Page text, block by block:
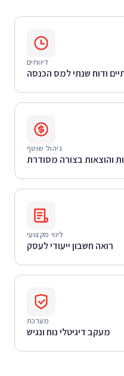
דיווחים
ודוח שנתי למס הכנסה
ניהול שוטף
והוצאות בצורה מסודרת
ליווי מקצועי
רואה חשבון ייעודי לעסק
מערכת
מעקב דיגיטלי נוח ונגיש